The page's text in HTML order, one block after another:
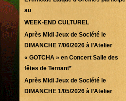
au
WEEK-END CULTUREL
Après Midi Jeux de Société le
DIMANCHE 7/06/2026 à l’Atelier
« GOTCHA » en Concert Salle des
fêtes de Ternant*
Après Midi Jeux de Société le
DIMANCHE 1/05/2026 à l’Atelier